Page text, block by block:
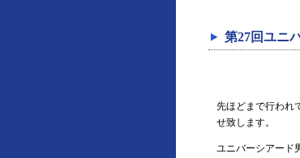
第27回ユニ
先ほどまで行われ
せ致します。
ユニバーシアード